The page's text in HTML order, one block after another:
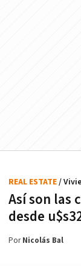
Así son las
desde
REAL ESTATE/
PorNicolás Bal